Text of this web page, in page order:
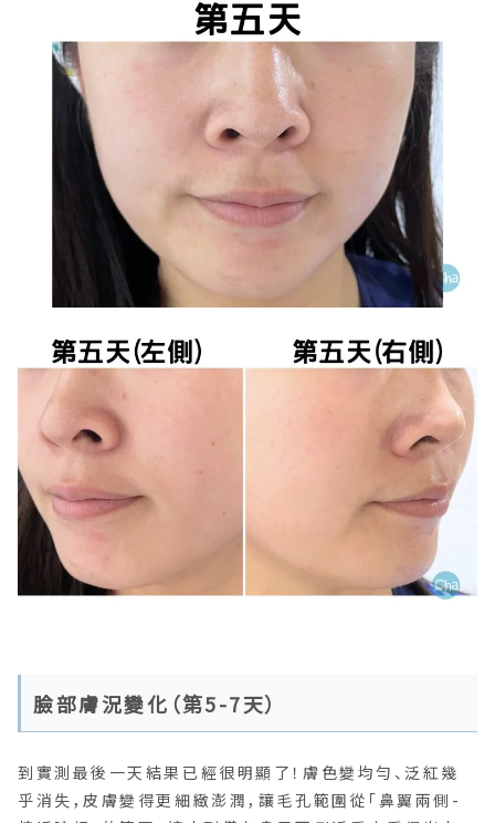
臉部膚況變化（第5-7天）
到實測最後一天結果已經很明顯了！膚色變均勻、泛紅幾
乎消失，皮膚變得更細緻澎潤，讓毛孔範圍從「鼻翼兩側-